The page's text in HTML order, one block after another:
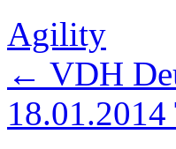
Agility
← VDH